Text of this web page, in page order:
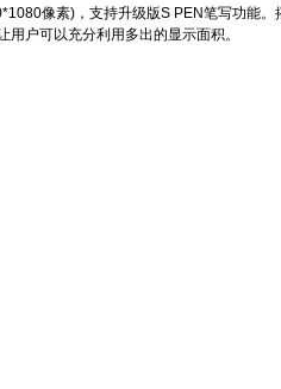
像素)，支持升级版S PEN笔写功能
户可以充分利用多出的显示面积。